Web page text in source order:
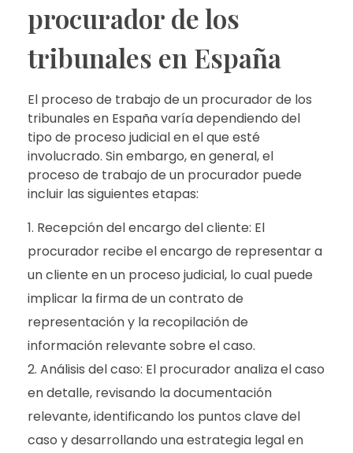
procurador de los
tribunales en España
El proceso de trabajo de un procurador de los
tribunales en España varía dependiendo del
tipo de proceso judicial en el que esté
involucrado. Sin embargo, en general, el
proceso de trabajo de un procurador puede
incluir las siguientes etapas:
Recepción del encargo del cliente: El
procurador recibe el encargo de representar a
un cliente en un proceso judicial, lo cual puede
implicar la firma de un contrato de
representación y la recopilación de
información relevante sobre el caso.
Análisis del caso: El procurador analiza el caso
en detalle, revisando la documentación
relevante, identificando los puntos clave del
caso y desarrollando una estrategia legal en